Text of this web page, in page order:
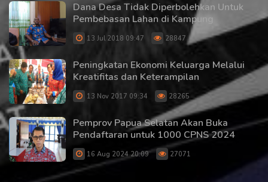
Dana Desa Tidak Diperbolehkan Untuk
Pembebasan Lahan di Kampung
13 Jul 2018 09:47 28847
Peningkatan Ekonomi Keluarga Melalui
Kreatifitas dan Keterampilan
13 Nov 2017 09:34 28265
Pemprov Papua Selatan Akan Buka
Pendaftaran untuk 1000 CPNS 2024
16 Aug 2024 20:09 27071